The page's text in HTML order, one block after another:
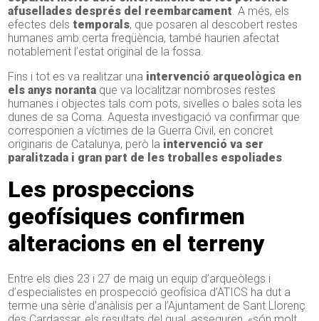
afusellades després del reembarcament. A més, els
efectes dels temporals, que posaren al descobert restes
humanes amb certa freqüència, també haurien afectat
notablement l’estat original de la fossa.
Fins i tot es va realitzar una intervenció arqueològica en
els anys noranta que va localitzar nombroses restes
humanes i objectes tals com pots, sivelles o bales sota les
dunes de sa Coma. Aquesta investigació va confirmar que
corresponien a víctimes de la Guerra Civil, en concret
originaris de Catalunya, però la intervenció va ser
paralitzada i gran part de les troballes espoliades.
Les prospeccions
geofísiques confirmen
alteracions en el terreny
Entre els dies 23 i 27 de maig un equip d’arqueòlegs i
d’especialistes en prospecció geofísica d’ATICS ha dut a
terme una sèrie d’anàlisis per a l’Ajuntament de Sant Llorenç